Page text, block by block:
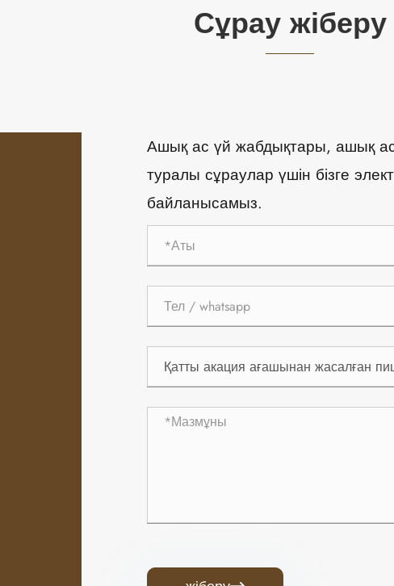
Сұрау жіберу
Ашық ас үй жабдықтары, ашық ас
туралы сұраулар үшін бізге
байланысамыз.